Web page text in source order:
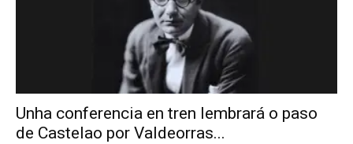
Unha conferencia en tren lembrará o paso
de Castelao por Valdeorras...